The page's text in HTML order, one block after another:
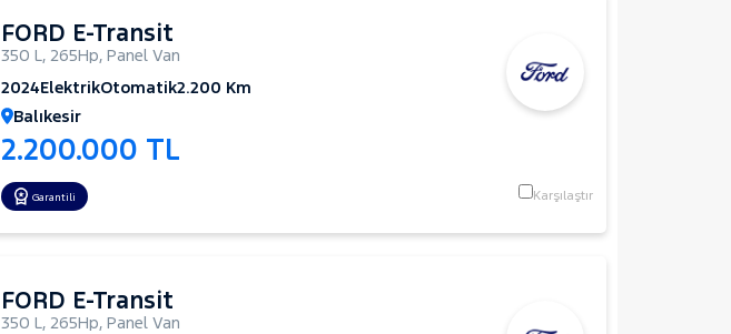
FORD E-Transit
350 L, 265Hp, Panel Van
2024ElektrikOtomatik2.200 Km
Balıkesir
2.200.000 TL
Garantili Karşılaştır
FORD E-Transit
350 L, 265Hp, Panel Van